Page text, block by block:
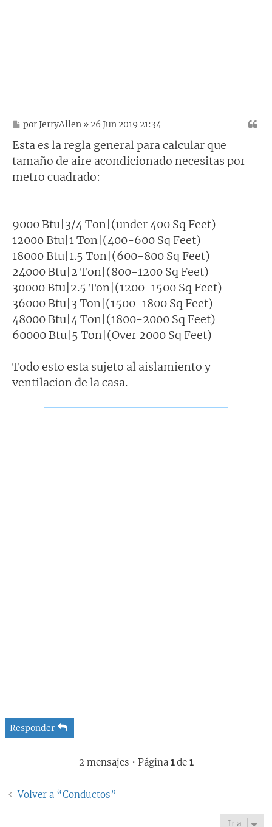
M
n
a
j
e
porJerryAllen » 26 Jun 2019 21:34
Esta es la regla general para calcular que
tamaño de aire acondicionado necesitas por
metro cuadrado:
9000 Btu|3/4 Ton|(under 400 Sq Feet)
12000 Btu|1 Ton|(400-600 Sq Feet)
18000 Btu|1.5 Ton|(600-800 Sq Feet)
24000 Btu|2 Ton|(800-1200 Sq Feet)
30000 Btu|2.5 Ton|(1200-1500 Sq Feet)
36000 Btu|3 Ton|(1500-1800 Sq Feet)
48000 Btu|4 Ton|(1800-2000 Sq Feet)
60000 Btu|5 Ton|(Over 2000 Sq Feet)
Todo esto esta sujeto al aislamiento y
ventilacion de la casa.
Responder
2 mensajes • Página 1de 1
Volver a “Conductos”
Ir a